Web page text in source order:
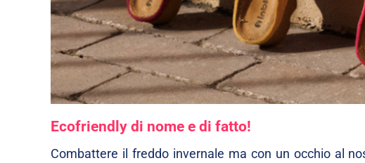
Ecofriendly di nome e di fatto!
Combattere il freddo invernale ma con un occhio al